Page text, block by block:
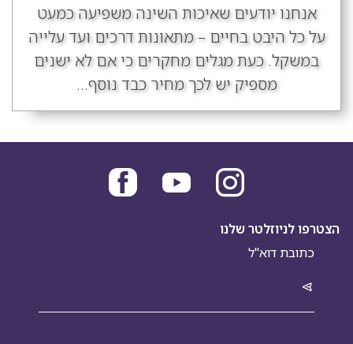
אנחנו יודעים שאיכות השינה משפיעה כמעט
על כל היבט בחיים – מתאונות דרכים ועד עלייה
במשקל. כעת מגלים מחקרים כי אם לא ישנים
מספיק יש לכך מחיר כבד נוסף...
הצטרפו לניוזלטר שלנו